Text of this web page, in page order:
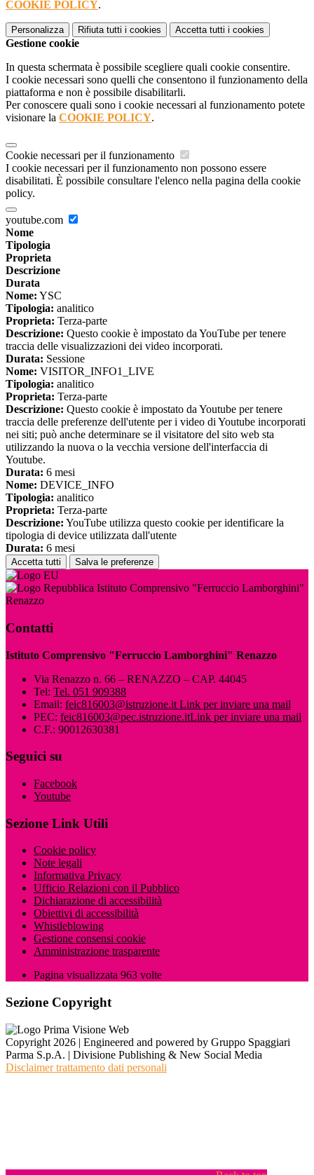
COOKIE POLICY.
Personalizza Rifiuta tutti i cookies Accetta tutti i cookies
Gestione cookie
In questa schermata è possibile scegliere quali cookie consentire.
I cookie necessari sono quelli che consentono il funzionamento della
piattaforma e non è possibile disabilitarli.
Per conoscere quali sono i cookie necessari al funzionamento potete
visionare la COOKIE POLICY.
Cookie necessari per il funzionamento
I cookie necessari per il funzionamento non possono essere
disabilitati. È possibile consultare l'elenco nella pagina della cookie
policy.
youtube.com
Nome
Tipologia
Proprieta
Descrizione
Durata
Nome: YSC
Tipologia: analitico
Proprieta: Terza-parte
Descrizione: Questo cookie è impostato da YouTube per tenere
traccia delle visualizzazioni dei video incorporati.
Durata: Sessione
Nome: VISITOR_INFO1_LIVE
Tipologia: analitico
Proprieta: Terza-parte
Descrizione: Questo cookie è impostato da Youtube per tenere
traccia delle preferenze dell'utente per i video di Youtube incorporati
nei siti; può anche determinare se il visitatore del sito web sta
utilizzando la nuova o la vecchia versione dell'interfaccia di
Youtube.
Durata: 6 mesi
Nome: DEVICE_INFO
Tipologia: analitico
Proprieta: Terza-parte
Descrizione: YouTube utilizza questo cookie per identificare la
tipologia di device utilizzata dall'utente
Durata: 6 mesi
Accetta tutti Salva le preferenze
Istituto Comprensivo "Ferruccio Lamborghini"
Renazzo
Contatti
Istituto Comprensivo "Ferruccio Lamborghini" Renazzo
Via Renazzo n. 66 – RENAZZO – CAP. 44045
Tel: Tel. 051 909388
Email: feic816003@istruzione.it Link per inviare una mail
PEC: feic816003@pec.istruzione.itLink per inviare una mail
C.F.: 90012630381
Seguici su
Facebook
Youtube
Sezione Link Utili
Cookie policy
Note legali
Informativa Privacy
Ufficio Relazioni con il Pubblico
Dichiarazione di accessibilità
Obiettivi di accessibilità
Whistleblowing
Gestione consensi cookie
Amministrazione trasparente
Pagina visualizzata 963 volte
Sezione Copyright
Copyright 2026 | Engineered and powered by Gruppo Spaggiari
Parma S.p.A. | Divisione Publishing & New Social Media
Disclaimer trattamento dati personali